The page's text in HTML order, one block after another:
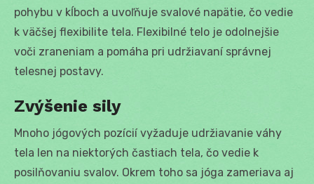
pohybu v kĺboch a uvoľňuje svalové napätie, čo vedie
k väčšej flexibilite tela. Flexibilné telo je odolnejšie
voči zraneniam a pomáha pri udržiavaní správnej
telesnej postavy.
Zvýšenie sily
Mnoho jógových pozícií vyžaduje udržiavanie váhy
tela len na niektorých častiach tela, čo vedie k
posilňovaniu svalov. Okrem toho sa jóga zameriava aj